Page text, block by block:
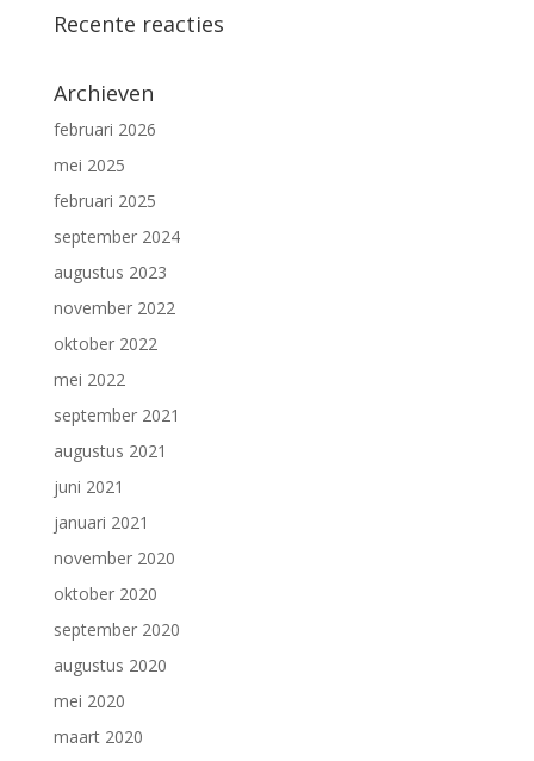
Recente reacties
Archieven
februari 2026
mei 2025
februari 2025
september 2024
augustus 2023
november 2022
oktober 2022
mei 2022
september 2021
augustus 2021
juni 2021
januari 2021
november 2020
oktober 2020
september 2020
augustus 2020
mei 2020
maart 2020